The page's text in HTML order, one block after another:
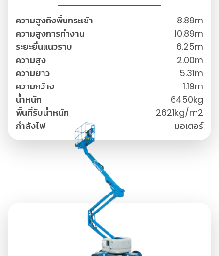
ความสูงถึงพื้นกระเช้า
8.89m
ความสูงการทำงาน
10.89m
ระยะยื่นแนวราบ
6.25m
ความสูง
2.00m
ความยาว
5.31m
ความกว้าง
1.19m
น้ำหนัก
6450kg
พื้นที่รับน้ำหนัก
2621kg/m2
กำลังไฟ
มอเตอร์